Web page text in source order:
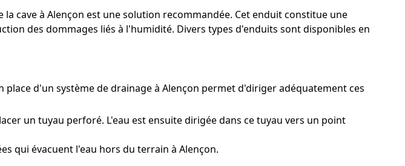
cave à Alençon est une solution recommandée. Cet enduit constitue une
des dommages liés à l'humidité. Divers types d'enduits sont disponibles en
d'un système de drainage à Alençon permet d'diriger adéquatement ces
un tuyau perforé. L'eau est ensuite dirigée dans ce tuyau vers un point
qui évacuent l'eau hors du terrain à Alençon.